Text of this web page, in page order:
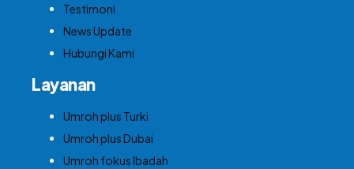
Testimoni
News Update
Hubungi Kami
Layanan
Umroh plus Turki
Umroh plus Dubai
Umroh fokus Ibadah